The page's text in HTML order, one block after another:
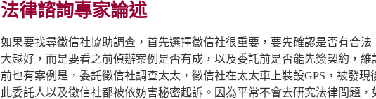
法律諮詢專家論述
如果要找尋徵信社協助調查，首先選擇徵信社很重要，要先確認是否有合法
大越好，而是要看之前偵辦案例是否有成，以及委託前是否能先簽契約，維
前也有案例是，委託徵信社調查太太，徵信社在太太車上裝設GPS，被發現
此委託人以及徵信社都被依妨害秘密起訴。因為平常不會去研究法律問題，